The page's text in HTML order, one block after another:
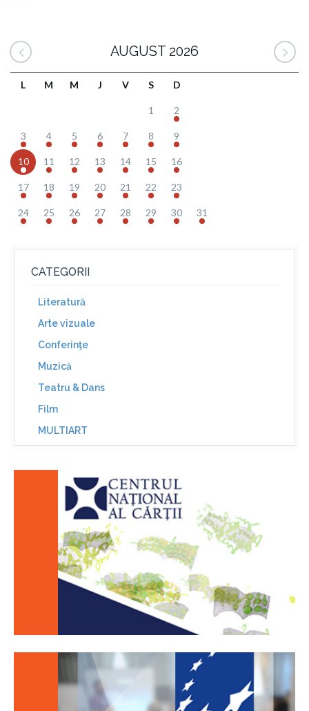
AUGUST 2026
L M M J V S D
1 2
3 4 5 6 7 8 9
10 11 12 13 14 15 16
17 18 19 20 21 22 23
24 25 26 27 28 29 30 31
CATEGORII
Literatură
Arte vizuale
Conferinţe
Muzică
Teatru & Dans
Film
MULTIART